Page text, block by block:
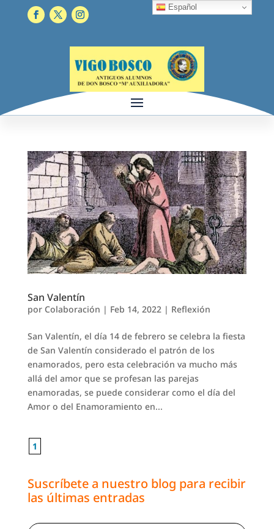
San Valentín
por Colaboración | Feb 14, 2022| Reflexión
San Valentín, el día 14 de febrero se celebra la fiesta
de San Valentín considerado el patrón de los
enamorados, pero esta celebración va mucho más
allá del amor que se profesan las parejas
enamoradas, se puede considerar como el día del
Amor o del Enamoramiento en...
1
Suscríbete a nuestro blog para recibir
las últimas entradas
Escribe tu correo electrónico…
Español